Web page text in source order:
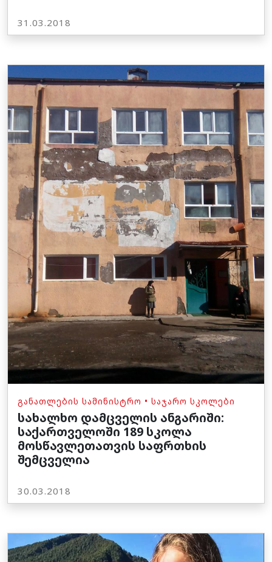
31.03.2018
ᲒᲐᲜᲐᲗᲚᲔᲑᲘᲡ ᲡᲐᲛᲘᲜᲘᲡᲢᲠᲝ • ᲡᲐᲯᲐᲠᲝ ᲡᲙᲝᲚᲔᲑᲘ
სახალხო დამცველის ანგარიში:
საქართველოში 189 სკოლა
მოსწავლეთათვის საფრთხის
შემცველია
30.03.2018